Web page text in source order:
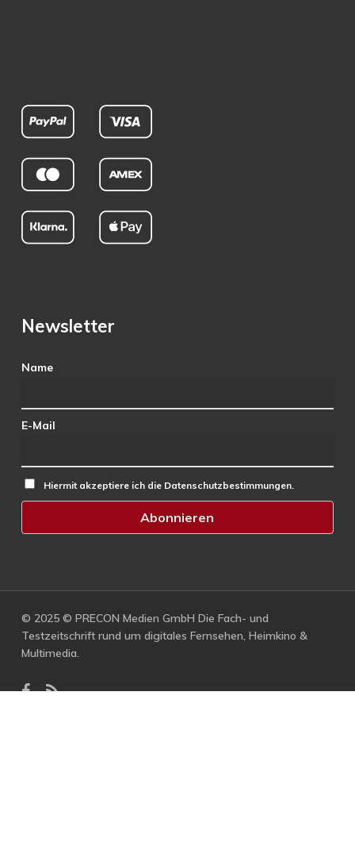
Newsletter
Name
E-Mail
Hiermit akzeptiere ich die Datenschutzbestimmungen.
© 2025 © PRECON Medien GmbH Die Fach- und
Testzeitschrift rund um digitales Fernsehen, Heimkino &
Multimedia.
facebook
RSS